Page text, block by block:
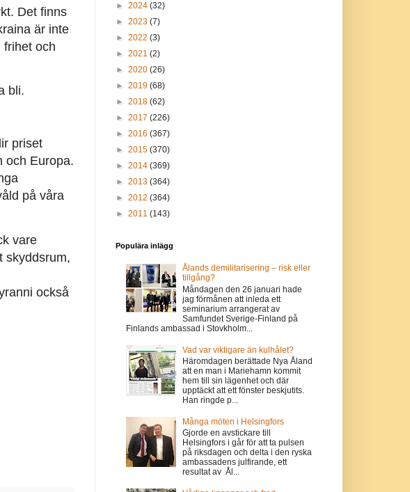
Det finns
är inte
frihet och
bli.
priset
och Europa.
på våra
vare
skyddsrum,
också
► 2024 (32)
► 2023 (7)
► 2022 (3)
► 2021 (2)
► 2020 (26)
► 2019 (68)
► 2018 (62)
► 2017 (226)
► 2016 (367)
► 2015 (370)
► 2014 (369)
► 2013 (364)
► 2012 (364)
► 2011 (143)
Populära inlägg
Ålands demilitarisering – risk eller
tillgång?
Måndagen den 26 januari hade
jag förmånen att inleda ett
seminarium arrangerat av
Samfundet Sverige-Finland på
Finlands ambassad i Stovkholm...
Vad var viktigare än kulhålet?
Häromdagen berättade Nya Åland
att en man i Mariehamn kommit
hem till sin lägenhet och där
upptäckt att ett fönster beskjutits.
Han ringde p...
Många möten i Helsingfors
Gjorde en avstickare till
Helsingfors i går för att ta pulsen
på riksdagen och delta i den ryska
ambassadens julfirande, ett
resultat av Ål...